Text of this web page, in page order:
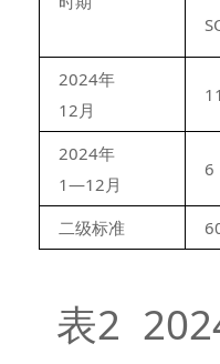
2024年
12月
11
2024年
1—12月
6
二级标准
表2